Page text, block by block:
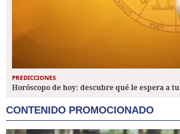
PREDICCIONES
Horóscopo de hoy: descubre qué le espera a
CONTENIDO PROMOCIONADO